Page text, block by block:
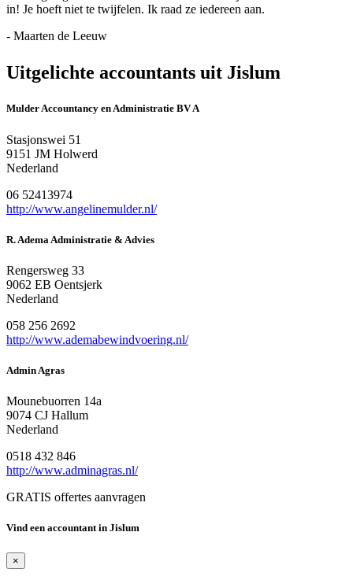
in! Je hoeft niet te twijfelen. Ik raad ze iedereen aan.
- Maarten de Leeuw
Uitgelichte accountants uit Jislum
Mulder Accountancy en Administratie BV A
Stasjonswei 51
9151 JM Holwerd
Nederland
06 52413974
http://www.angelinemulder.nl/
R. Adema Administratie & Advies
Rengersweg 33
9062 EB Oentsjerk
Nederland
058 256 2692
http://www.ademabewindvoering.nl/
Admin Agras
Mounebuorren 14a
9074 CJ Hallum
Nederland
0518 432 846
http://www.adminagras.nl/
GRATIS offertes aanvragen
Vind een accountant in Jislum
×